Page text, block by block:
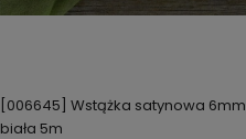
[006645] Wstążka satynowa 6mm
biała 5m